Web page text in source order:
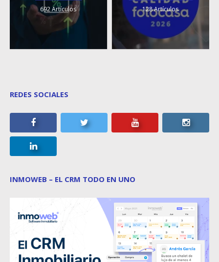
692 Artículos 128 Artículos
REDES SOCIALES
INMOWEB – EL CRM TODO EN UNO